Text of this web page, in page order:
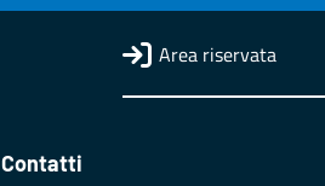
Area riservata
Contatti